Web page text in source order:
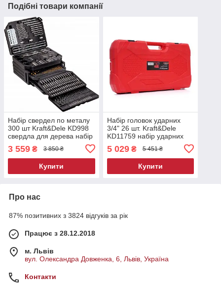
Подібні товари компанії
Набір свердел по металу
300 шт Kraft&Dele KD998
свердла для дерева набір
3 559 ₴ 3 850 ₴
Купити
Набір головок ударних
3/4" 26 шт. Kraft&Dele
KD11759 набір ударних
5 029₴ 5 451 ₴
Купити
Про нас
87% позитивних з 3824 відгуків за рік
Працює з 28.12.2018
м. Львів
вул. Олександра Довженка, 6, Львів, Україна
Контакти